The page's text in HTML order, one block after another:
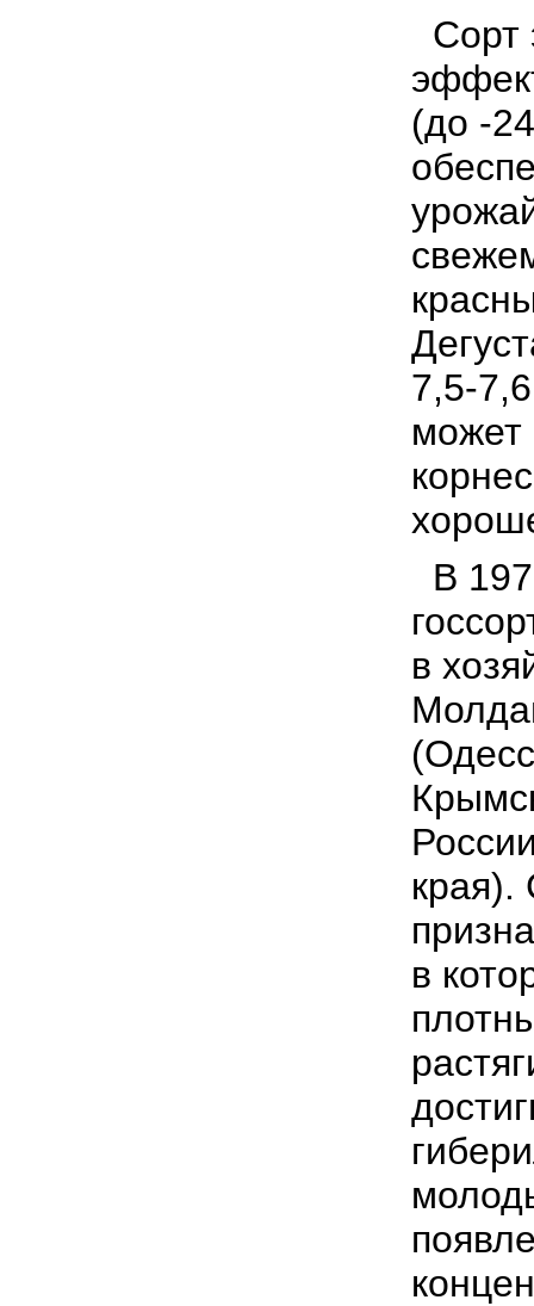
Сорт
(до -
7,5-
может
В
в
края).
в